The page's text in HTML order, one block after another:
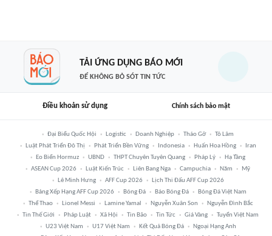
TẢI ỨNG DỤNG BÁO MỚI
ĐỂ KHÔNG BỎ SÓT TIN TỨC
Điều khoản sử dụng Chính sách bảo mật
Đại Biểu Quốc Hội Logistic Doanh Nghiệp Tháo Gỡ
Tô Lâm
Luật Phát Triển Đô Thị
Phát Triển Bền Vững Indonesia Huấn Hoa Hồng
Iran
Eo Biển Hormuz
UBND THPT Chuyên Tuyên Quang Pháp Lý
Hạ Tầng
ASEAN Cup 2026
Luật Kiến Trúc Liên Bang Nga Campuchia Năm
Mỹ
Lê Minh Hưng
AFF Cup 2026
Lịch Thi Đấu AFF Cup 2026
Bảng Xếp Hạng AFF Cup 2026
Bóng Đá Báo Bóng Đá
Bóng Đá Việt Nam
Thể Thao
Lionel Messi Lamine Yamal Nguyễn Xuân Son
Nguyễn Đình Bắc
Tin Thế Giới
Pháp Luật Xã Hội Tin Bão Tin Tức Giá Vàng
Tuyển Việt Nam
U23 Việt Nam
U17 Việt Nam Kết Quả Bóng Đá
Ngoại Hạng Anh